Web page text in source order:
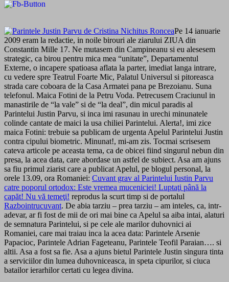
Pe 14 ianuarie
2009 eram la redactie, in noile birouri ale ziarului ZIUA din
Constantin Mille 17. Ne mutasem din Campineanu si eu alesesem
strategic, ca birou pentru mica mea “unitate”, Departamentul
Externe, o incapere spatioasa aflata la parter, imediat langa intrare,
cu vedere spre Teatrul Foarte Mic, Palatul Universul si pitoreasca
strada care coboara de la Casa Armatei pana pe Brezoianu. Suna
telefonul. Maica Fotini de la Petru Voda. Petrecusem Craciunul in
manastirile de “la vale” si de “la deal”, din micul paradis al
Parintelui Justin Parvu, si inca imi rasunau in urechi minunatele
colinde cantate de maici la usa chiliei Parintelui. Alerta!, imi zice
maica Fotini: trebuie sa publicam de urgenta Apelul Parintelui Justin
contra cipului biometric. Minunat!, mi-am zis. Tocmai scrisesem
cateva articole pe aceasta tema, ca de obicei fiind singurul nebun din
presa, la acea data, care abordase un astfel de subiect. Asa am ajuns
sa fiu primul ziarist care a publicat Apelul, pe blogul personal, la
orele 13.09, ora Romaniei: Cuvant grav al Parintelui Iustin Parvu
catre poporul ortodox: Este vremea muceniciei! Luptaţi până la
capăt! Nu vă temeţi! reprodus la scurt timp si de portalul
Razbointrucuvant. De abia tarziu – prea tarziu – am inteles, ca, intr-
adevar, ar fi fost de mii de ori mai bine ca Apelul sa aiba intai, alaturi
de semnatura Parintelui, si pe cele ale marilor duhovnici ai
Romaniei, care mai traiau inca la acea data: Parintele Arsenie
Papacioc, Parintele Adrian Fageteanu, Parintele Teofil Paraian…. si
altii. Asa a fost sa fie. Asa a ajuns bietul Parintele Justin singura tinta
a serviciilor din lumea duhovniceasca, in speta cipurilor, si ciuca
batailor ierarhilor certati cu legea divina.